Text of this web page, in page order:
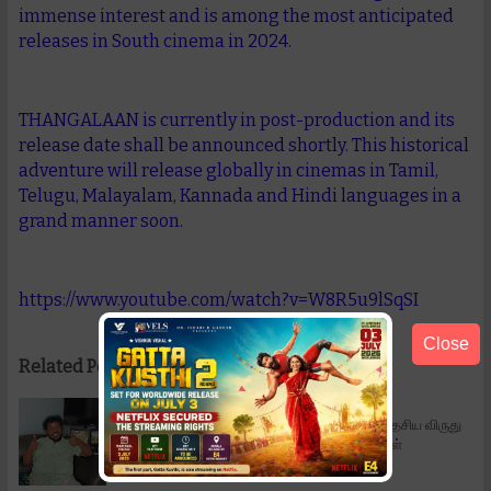
immense interest and is among the most anticipated
releases in South cinema in 2024.
THANGALAAN is currently in post-production and its
release date shall be announced shortly. This historical
adventure will release globally in cinemas in Tamil,
Telugu, Malayalam, Kannada and Hindi languages in a
grand manner soon.
https://www.youtube.com/watch?v=W8R5u9lSqSI
Related Posts:
சிவகார்த்திகேயனுக்கு அப்புக்குட்டி வாழ்த்து!
சிவகார்த்திகேயனுக்கு அப்புக்குட்டி வாழ்த்து! தேசிய விருது
பெற்ற நடிகர் அப்புக்குட்டி, தான் நடித்த "பிறந்தநாள்
வாழ்த்துகள்" படம், சர்வத… Read More
Close